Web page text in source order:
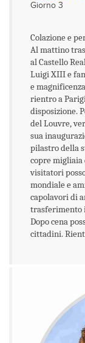
Giorno 3
Colazione e
Al mattino
al Castello
Luigi XIII e
e
rientro a
disposizione.
del Louvre,
sua
pilastro della
copre migliaia
visitatori
mondiale e
capolavori di
trasferimento
Dopo cena
cittadini.